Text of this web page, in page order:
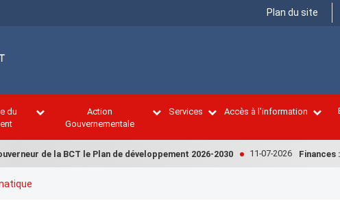
Menu
Plan du site
du
Action
Gouvernementale
Services Accès à l'information
de la BCT le Plan de développement 2026-2030 11-07-2026 Finances :